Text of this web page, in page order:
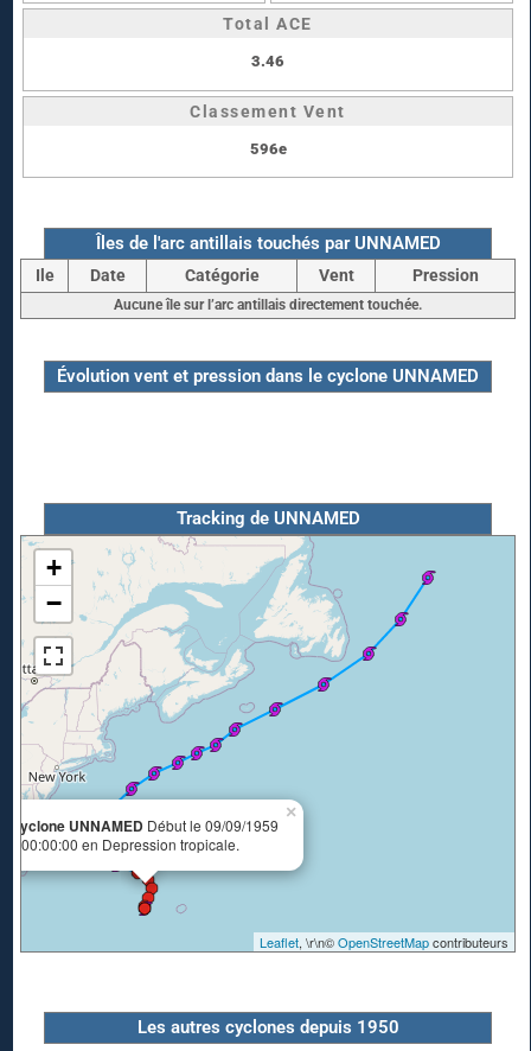
Total ACE
3.46
Classement Vent
596e
Îles de l'arc antillais touchés par UNNAMED
Ile Date Catégorie Vent Pression
Aucune île sur l’arc antillais directement touchée.
Évolution vent et pression dans le cyclone UNNAMED
Tracking de UNNAMED
Cyclone UNNAMED Début le 09/09/1959
à 00:00:00 en Depression tropicale.
×
+
−
Leaflet, \r\n©OpenStreetMapcontributeurs
Les autres cyclones depuis 1950